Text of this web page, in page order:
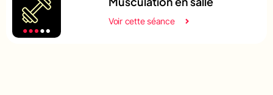
Voir cette séance